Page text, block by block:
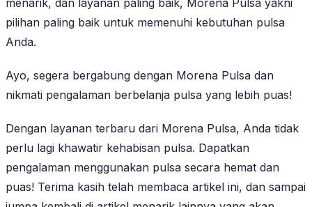
pilihan paling baik untuk memenuhi kebutuhan pulsa
Anda.
Ayo, segera bergabung dengan Morena Pulsa dan
nikmati pengalaman berbelanja pulsa yang lebih puas!
Dengan layanan terbaru dari Morena Pulsa, Anda tidak
perlu lagi khawatir kehabisan pulsa. Dapatkan
pengalaman menggunakan pulsa secara hemat dan
puas! Terima kasih telah membaca artikel ini, dan sampai